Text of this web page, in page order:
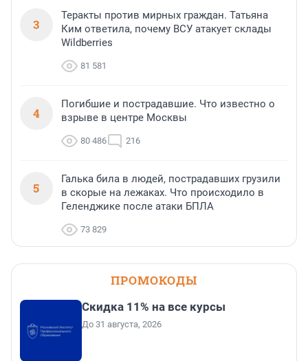
3
Теракты против мирных граждан. Татьяна
Ким ответила, почему ВСУ атакует склады
Wildberries
81 581
4
Погибшие и пострадавшие. Что известно о
взрыве в центре Москвы
80 486 216
5
Галька била в людей, пострадавших грузили
в скорые на лежаках. Что происходило в
Геленджике после атаки БПЛА
73 829
ПРОМОКОДЫ
Скидка 11% на все курсы
До 31 августа, 2026